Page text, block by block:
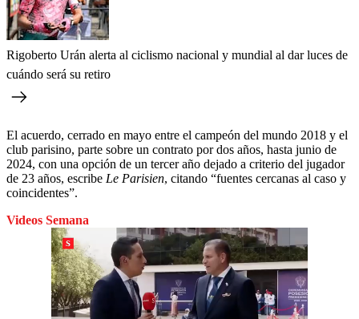
Rigoberto Urán alerta al ciclismo nacional y mundial al dar luces de
cuándo será su retiro
El acuerdo, cerrado en mayo entre el campeón del mundo 2018 y el
club parisino, parte sobre un contrato por dos años, hasta junio de
2024, con una opción de un tercer año dejado a criterio del jugador
de 23 años, escribe Le Parisien, citando “fuentes cercanas al caso y
coincidentes”.
Videos Semana